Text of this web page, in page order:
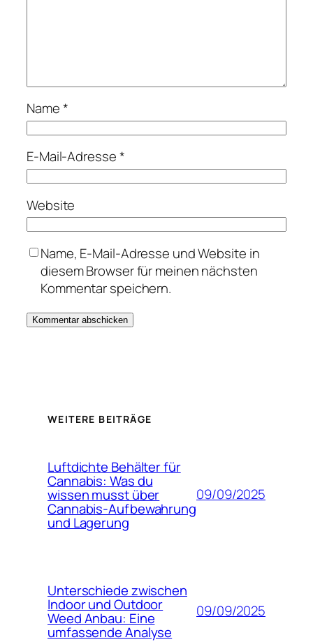
Name*
E-Mail-Adresse*
Website
Name, E-Mail-Adresse und Website in
diesem Browser für meinen nächsten
Kommentar speichern.
WEITERE BEITRÄGE
Luftdichte Behälter für
Cannabis: Was du
wissen musst über
Cannabis-Aufbewahrung
und Lagerung
09/09/2025
Unterschiede zwischen
Indoor und Outdoor
Weed Anbau: Eine
umfassende Analyse
09/09/2025